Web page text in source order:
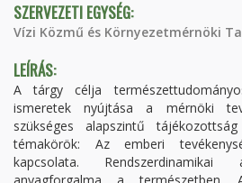
SZERVEZETI EGYSÉG:
Vízi Közmű és Környezetmérnöki
LEÍRÁS:
A tárgy célja
ismeretek nyújtása a mérnöki
szükséges alapszintű
témakörök: Az emberi
kapcsolata. Rendszerdinamikai